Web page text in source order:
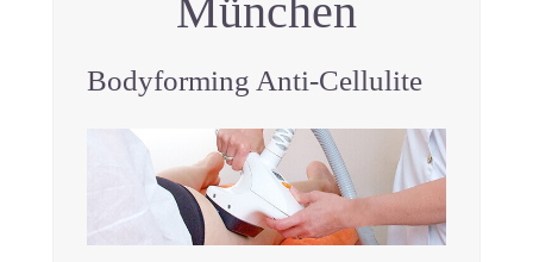
München
Bodyforming Anti-Cellulite